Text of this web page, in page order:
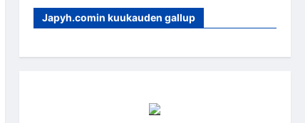
Japyh.comin kuukauden gallup